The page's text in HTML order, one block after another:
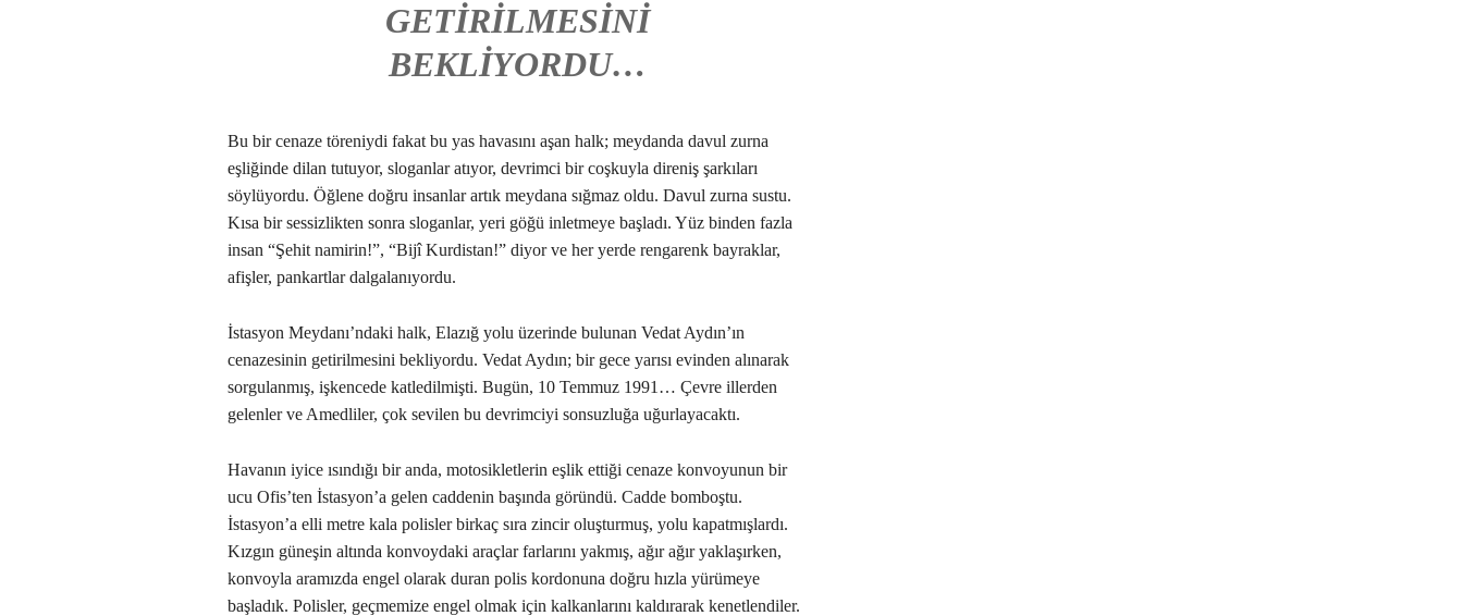
GETIRILMESINI
BEKLIYORDU…
Bu bir cenaze töreniydi fakat bu yas havasını aşan halk; meydanda davul zurna
eşliğinde dilan tutuyor, sloganlar atıyor, devrimci bir coşkuyla direniş şarkıları
söylüyordu. Öğlene doğru insanlar artık meydana sığmaz oldu. Davul zurna sustu.
Kısa bir sessizlikten sonra sloganlar, yeri göğü inletmeye başladı. Yüz binden fazla
insan “Şehit namirin!”, “Bijî Kurdistan!” diyor ve her yerde rengarenk bayraklar,
afişler, pankartlar dalgalanıyordu.
İstasyon Meydanı’ndaki halk, Elazığ yolu üzerinde bulunan Vedat Aydın’ın
cenazesinin getirilmesini bekliyordu. Vedat Aydın; bir gece yarısı evinden alınarak
sorgulanmış, işkencede katledilmişti. Bugün, 10 Temmuz 1991… Çevre illerden
gelenler ve Amedliler, çok sevilen bu devrimciyi sonsuzluğa uğurlayacaktı.
Havanın iyice ısındığı bir anda, motosikletlerin eşlik ettiği cenaze konvoyunun bir
ucu Ofis’ten İstasyon’a gelen caddenin başında göründü. Cadde bomboştu.
İstasyon’a elli metre kala polisler birkaç sıra zincir oluşturmuş, yolu kapatmışlardı.
Kızgın güneşin altında konvoydaki araçlar farlarını yakmış, ağır ağır yaklaşırken,
konvoyla aramızda engel olarak duran polis kordonuna doğru hızla yürümeye
başladık. Polisler, geçmemize engel olmak için kalkanlarını kaldırarak kenetlendiler.